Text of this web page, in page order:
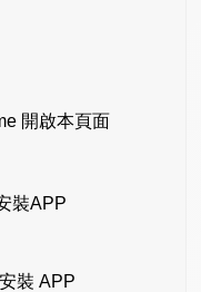
開啟本頁面
裝APP
裝 APP